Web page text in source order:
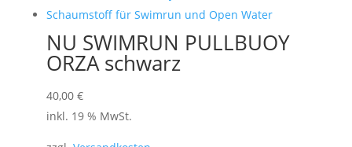
NU SWIMRUN PULLBUOY
ORZA schwarz
40,00 €
inkl. 19 % MwSt.